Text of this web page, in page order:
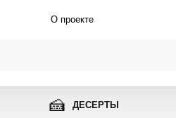
О проекте
🍰 ДЕСЕРТЫ